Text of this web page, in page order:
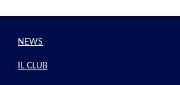
NEWS
IL CLUB